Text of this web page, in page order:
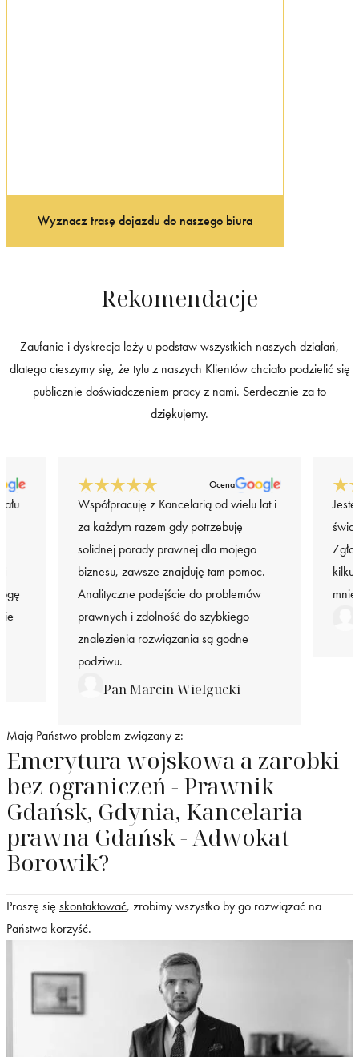
Wyznacz trasę dojazdu do naszego biura
Rekomendacje
Zaufanie i dyskrecja leży u podstaw wszystkich naszych działań,
dlatego cieszymy się, że tylu z naszych Klientów chciało podzielić się
publicznie doświadczeniem pracy z nami. Serdecznie za to
dziękujemy.
Ocena
Współpracuję z Kancelarią od wielu lat i
za każdym razem gdy potrzebuję
solidnej porady prawnej dla mojego
biznesu, zawsze znajduję tam pomoc.
Analityczne podejście do problemów
prawnych i zdolność do szybkiego
znalezienia rozwiązania są godne
podziwu.
Pan Marcin Wielgucki
kilku
Mają Państwo problem związany z:
Emerytura wojskowa a zarobki
bez ograniczeń - Prawnik
Gdańsk, Gdynia, Kancelaria
prawna Gdańsk - Adwokat
Borowik?
Proszę się skontaktować, zrobimy wszystko by go rozwiązać na
Państwa korzyść.